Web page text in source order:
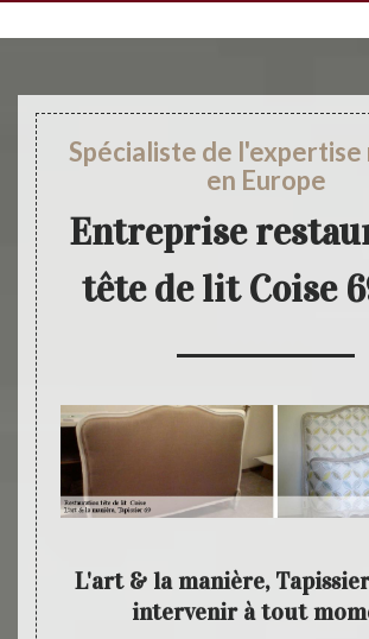
Spécialiste de l'expertise
en Europe
Entreprise
tête de lit Coise
L'art & la manière,
intervenir à tout